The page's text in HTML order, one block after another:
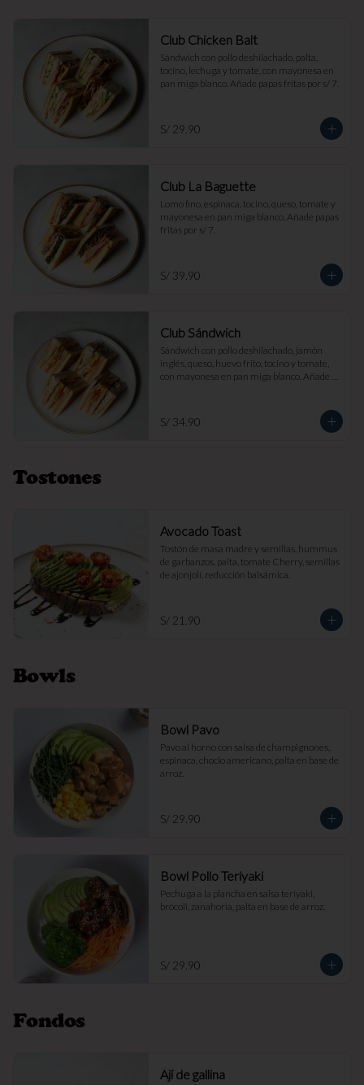
Club Chicken Balt
Sándwich con pollo deshilachado, palta,
tocino, lechuga y tomate, con mayonesa en
pan miga blanco. Añade papas fritas por s/ 7.
S/ 29.90
Club La Baguette
Lomo fino, espinaca, tocino, queso, tomate y
mayonesa en pan miga blanco. Añade papas
fritas por s/ 7.
S/ 39.90
Club Sándwich
Sándwich con pollo deshilachado, jamón
inglés, queso, huevo frito, tocino y tomate,
con mayonesa en pan miga blanco. Añade
S/ 34.90
Tostones
Avocado Toast
Tostón de masa madre y semillas, hummus
de garbanzos, palta, tomate Cherry, semillas
de ajonjolí, reducción balsámica.
S/ 21.90
Bowls
Bowl Pavo
Pavo al horno con salsa de champignones,
espinaca, choclo americano, palta en base de
arroz.
S/ 29.90
Bowl Pollo Teriyaki
Pechuga a la plancha en salsa teriyaki,
brócoli, zanahoria, palta en base de arroz.
S/ 29.90
Fondos
Ají de gallina